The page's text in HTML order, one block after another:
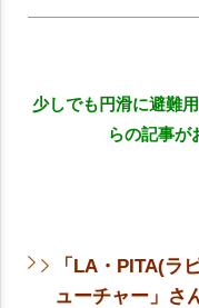
少しでも円滑に避難
らの記事が
「LA・PITA(ラ
ューチャー」さ